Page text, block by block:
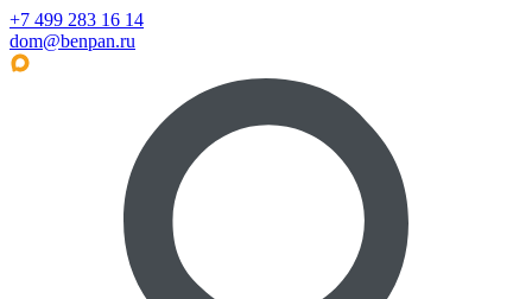
+7 499 283 16 14
dom@benpan.ru